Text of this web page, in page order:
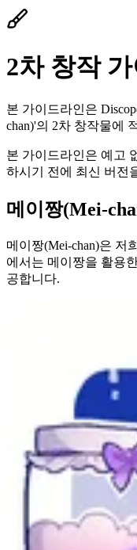
2차 창작
본 가이드라인은
chan)'의 2차 창작물에
본 가이드라인은 예고
하시기 전에 최신 버전
메이짱(Mei-
메이짱(Mei-chan)은 저
에서는 메이짱을 활용
공합니다.